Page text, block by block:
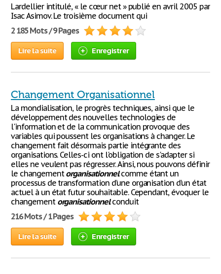
Lardellier intitulé, « le cœur net » publié en avril 2005 par
Isac Asimov. Le troisième document qui
2 185 Mots / 9 Pages
Lire la suite Enregistrer
Changement Organisationnel
La mondialisation, le progrès techniques, ainsi que le
développement des nouvelles technologies de
l'information et de la communication provoque des
variables qui poussent les organisations à changer. Le
changement fait désormais partie intégrante des
organisations. Celles-ci ont l'obligation de s'adapter si
elles ne veulent pas régresser. Ainsi, nous pouvons définir
le changementorganisationnelcomme étant un
processus de transformation d’une organisation d’un état
actuel à un état futur souhaitable. Cependant, évoquer le
changement organisationnelconduit
216 Mots / 1 Pages
Lire la suite Enregistrer